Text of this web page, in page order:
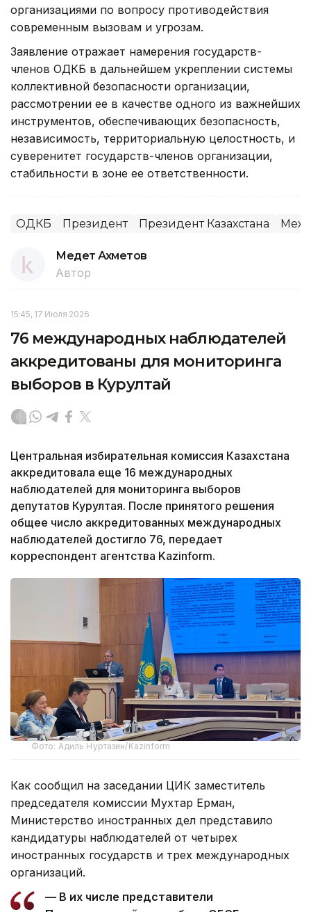
организациями по вопросу противодействия
современным вызовам и угрозам.
Заявление отражает намерения государств-
членов ОДКБ в дальнейшем укреплении системы
коллективной безопасности организации,
рассмотрении ее в качестве одного из важнейших
инструментов, обеспечивающих безопасность,
независимость, территориальную целостность, и
суверенитет государств-членов организации,
стабильности в зоне ее ответственности.
ОДКБ Президент Президент Казахстана
Медет Ахметов
Автор
15:45, 17 Июля 2026
76 международных наблюдателей
аккредитованы для мониторинга
выборов в Курултай
Центральная избирательная комиссия Казахстана
аккредитовала еще 16 международных
наблюдателей для мониторинга выборов
депутатов Курултая. После принятого решения
общее число аккредитованных международных
наблюдателей достигло 76, передает
корреспондент агентства Kazinform.
Фото: Адиль Нуртазин/Kazinform
Как сообщил на заседании ЦИК заместитель
председателя комиссии Мухтар Ерман,
Министерство иностранных дел представило
кандидатуры наблюдателей от четырех
иностранных государств и трех международных
организаций.
— В их числе представители